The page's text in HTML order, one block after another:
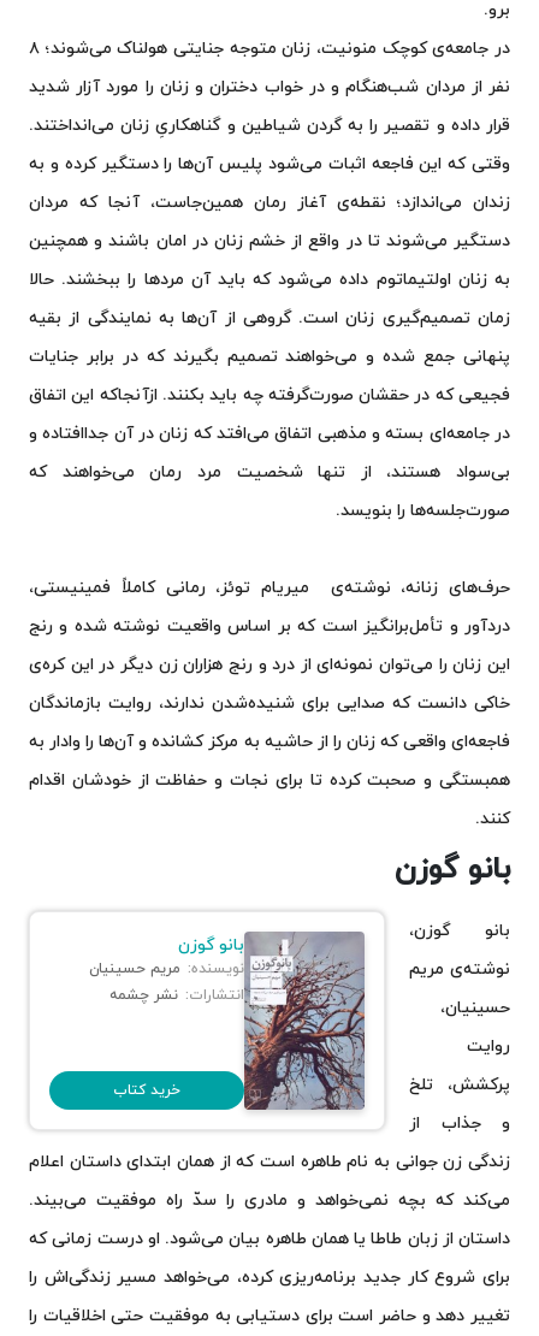
برو.
در جامعه‌ی کوچک منونیت، زنان متوجه جنایتی هولناک می‌شوند؛ ۸
نفر از مردان شب‌هنگام و در خواب دختران و زنان را مورد آزار شدید
قرار داده و تقصیر را به گردن شیاطین و گناهکاریِ زنان می‌‌انداختند.
وقتی که این فاجعه اثبات می‌شود پلیس آن‌ها را دستگیر کرده و به
زندان می‌اندازد؛ نقطه‌ی آغاز رمان همین‌جاست، آنجا که مردان
دستگیر می‌شوند تا در واقع از خشم زنان در امان باشند و همچنین
به زنان اولتیماتوم داده می‌شود که باید آن مردها را ببخشند. حالا
زمان تصمیم‌گیری زنان است. گروهی از آن‌ها به نمایندگی از بقیه
پنهانی جمع شده و می‌خواهند تصمیم بگیرند که در برابر جنایات
فجیعی که در حقشان صورت‌گرفته چه باید بکنند. ازآنجاکه این اتفاق
در جامعه‌ای بسته و مذهبی اتفاق می‌افتد که زنان در آن جداافتاده و
بی‌سواد هستند، از تنها شخصیت مرد رمان می‌خواهند که
صورت‌جلسه‌ها را بنویسد.
حرف‌های زنانه، نوشته‌ی میریام توئز، رمانی کاملاً فمینیستی،
دردآور و تأمل‌برانگیز است که بر اساس واقعیت نوشته شده و رنج
این زنان را می‌توان نمونه‌ای از درد و رنج هزاران زن دیگر در این کره‌ی
خاکی دانست که صدایی برای شنیده‌شدن ندارند، روایت بازماندگان
فاجعه‌ای واقعی که زنان را از حاشیه به مرکز کشانده و آن‌ها را وادار به
همبستگی و صحبت کرده تا برای نجات و حفاظت از خودشان اقدام
کنند.
بانو گوزن
بانو گوزن
نویسنده: مریم حسینیان
انتشارات: نشر چشمه
خرید کتاب
بانو گوزن،
نوشته‌ی مریم
حسینیان،
روایت
پرکشش، تلخ
و جذاب از
زندگی زن جوانی به نام طاهره است که از همان ابتدای داستان اعلام
می‌کند که بچه نمی‌خواهد و مادری را سدّ راه موفقیت می‌بیند.
داستان از زبان طاطا یا همان طاهره بیان می‌شود. او درست زمانی که
برای شروع کار جدید برنامه‌ریزی کرده، می‌خواهد مسیر زندگی‌اش را
تغییر دهد و حاضر است برای دستیابی به موفقیت حتی اخلاقیات را